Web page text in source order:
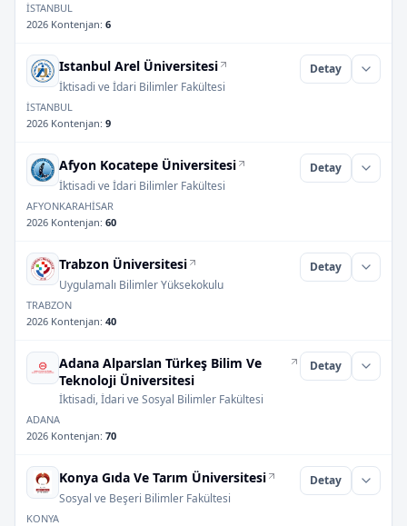
İSTANBUL
2026 Kontenjan: 6
Istanbul Arel Üniversitesi
İktisadi ve İdari Bilimler Fakültesi
Detay
İSTANBUL
2026 Kontenjan: 9
Afyon Kocatepe Üniversitesi
İktisadi ve İdari Bilimler Fakültesi
Detay
AFYONKARAHİSAR
2026 Kontenjan: 60
Trabzon Üniversitesi
Uygulamalı Bilimler Yüksekokulu
Detay
TRABZON
2026 Kontenjan: 40
Adana Alparslan Türkeş Bilim Ve
Teknoloji Üniversitesi
İktisadi, İdari ve Sosyal Bilimler Fakültesi
Detay
ADANA
2026 Kontenjan: 70
Konya Gıda Ve Tarım Üniversitesi
Sosyal ve Beşeri Bilimler Fakültesi
Detay
KONYA